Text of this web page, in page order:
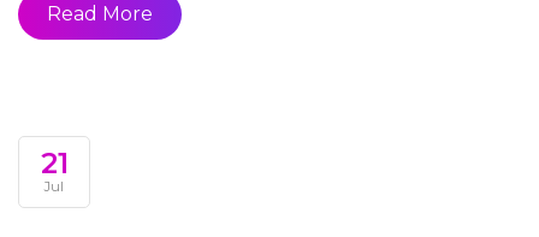
Read More
21
Jul